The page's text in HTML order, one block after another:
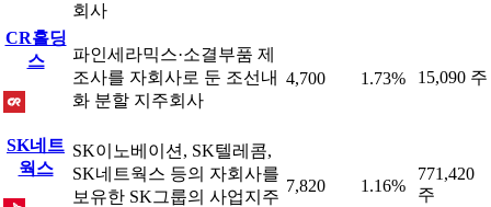
회사
CR홀딩
스
파인세라믹스·소결부품 제
조사를 자회사로 둔 조선내
화 분할 지주회사
4,700 1.73% 15,090 주
SK네트
웍스
SK이노베이션, SK텔레콤,
SK네트웍스 등의 자회사를
보유한 SK그룹의 사업지주
7,820 1.16%
771,420
주